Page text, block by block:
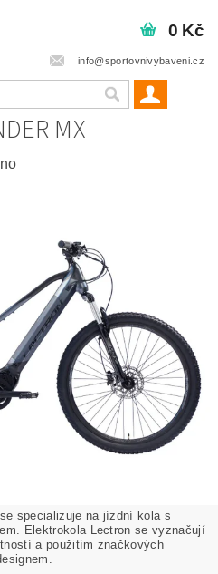
info@sportovnivybaveni.cz
0 Kč
MX
se specializuje na jízdní kola s
Elektrokola Lectron se vyznačují
a použitím značkových